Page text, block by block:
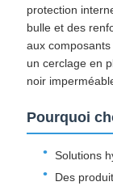
protection
bulle et des
aux
un cerclage en
noir
Pourquoi
Solutions
Des